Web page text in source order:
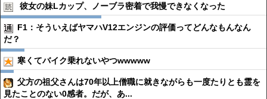
彼女の妹Lカップ、ノーブラ密着で我慢できなくなった
F1：そういえばヤマハV12エンジンの評価ってどんなもんなん
だ？
寒くてバイク乗れないやつwwwww
父方の祖父さんは70年以上僧職に就きながらも一度たりとも霊を
見たことのない0感者。だが、あ...